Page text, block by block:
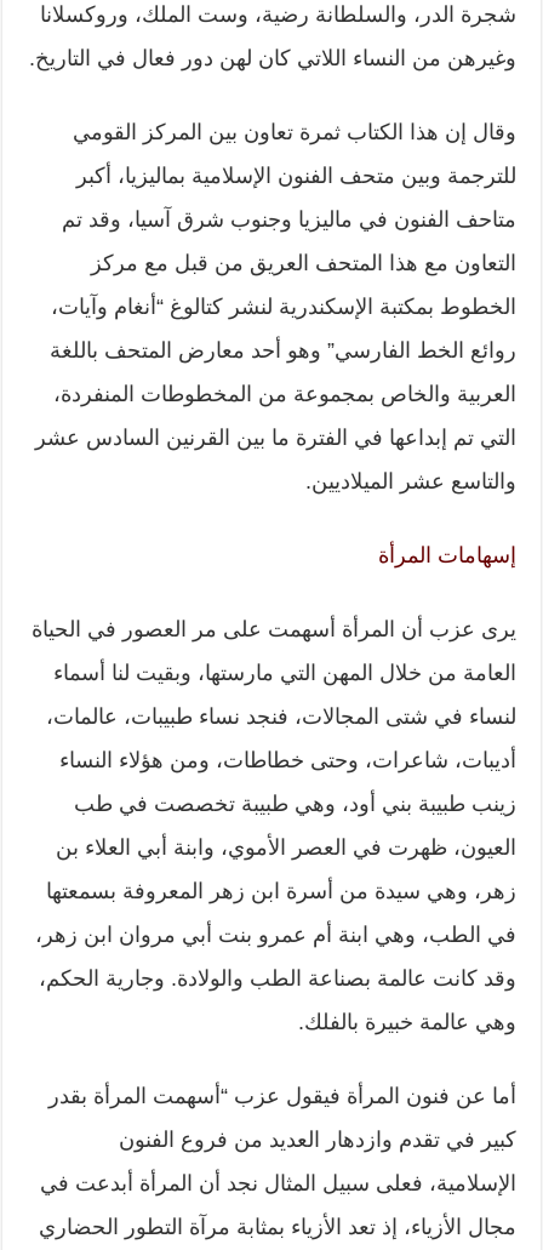
شجرة الدر، والسلطانة رضية، وست الملك، وروكسلانا
وغيرهن من النساء اللاتي كان لهن دور فعال في التاريخ.
وقال إن هذا الكتاب ثمرة تعاون بين المركز القومي
للترجمة وبين متحف الفنون الإسلامية بماليزيا، أكبر
متاحف الفنون في ماليزيا وجنوب شرق آسيا، وقد تم
التعاون مع هذا المتحف العريق من قبل مع مركز
الخطوط بمكتبة الإسكندرية لنشر كتالوغ “أنغام وآيات،
روائع الخط الفارسي” وهو أحد معارض المتحف باللغة
العربية والخاص بمجموعة من المخطوطات المنفردة،
التي تم إبداعها في الفترة ما بين القرنين السادس عشر
والتاسع عشر الميلاديين.
إسهامات المرأة
يرى عزب أن المرأة أسهمت على مر العصور في الحياة
العامة من خلال المهن التي مارستها، وبقيت لنا أسماء
لنساء في شتى المجالات، فنجد نساء طبيبات، عالمات،
أديبات، شاعرات، وحتى خطاطات، ومن هؤلاء النساء
زينب طبيبة بني أود، وهي طبيبة تخصصت في طب
العيون، ظهرت في العصر الأموي، وابنة أبي العلاء بن
زهر، وهي سيدة من أسرة ابن زهر المعروفة بسمعتها
في الطب، وهي ابنة أم عمرو بنت أبي مروان ابن زهر،
وقد كانت عالمة بصناعة الطب والولادة. وجارية الحكم،
وهي عالمة خبيرة بالفلك.
أما عن فنون المرأة فيقول عزب “أسهمت المرأة بقدر
كبير في تقدم وازدهار العديد من فروع الفنون
الإسلامية، فعلى سبيل المثال نجد أن المرأة أبدعت في
مجال الأزياء، إذ تعد الأزياء بمثابة مرآة التطور الحضاري